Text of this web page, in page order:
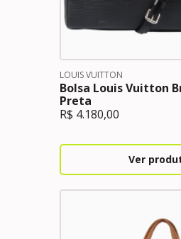
LOUIS VUITTON
Bolsa Louis Vuitton
Preta
R$ 4.180,00
Ver